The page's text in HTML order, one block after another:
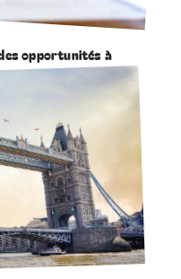
opportunités à